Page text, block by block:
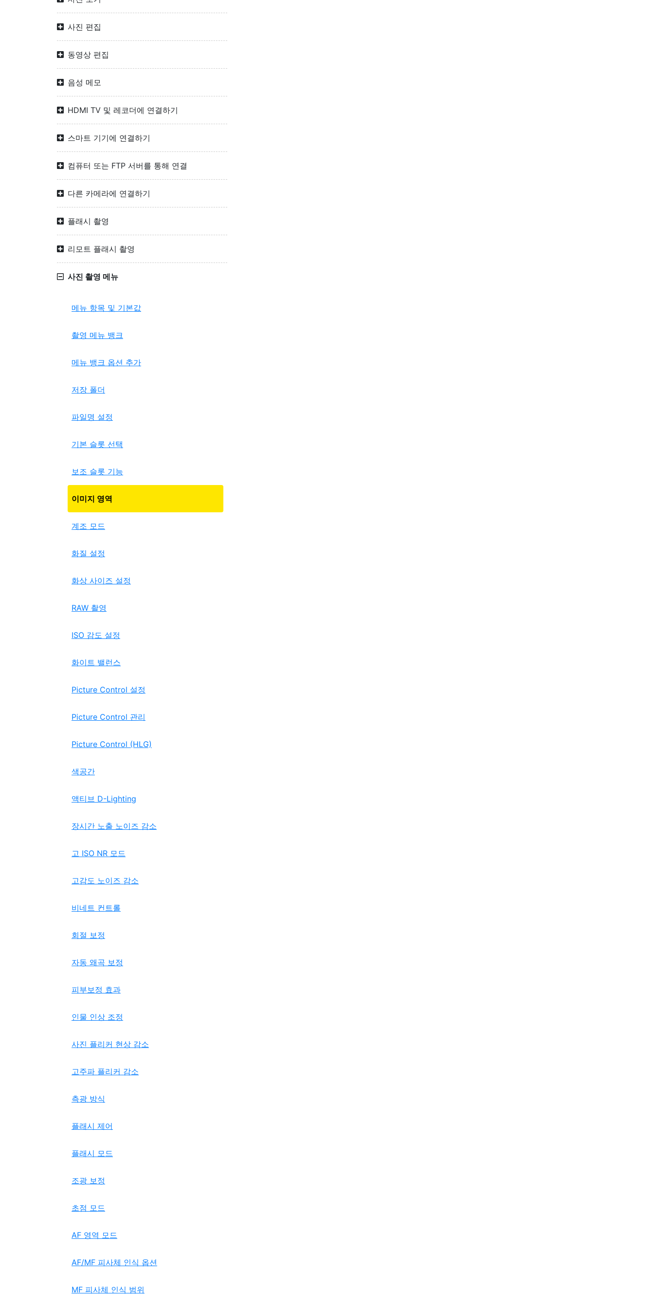
사진 편집
동영상 편집
음성 메모
HDMI TV 및 레코더에 연결하기
스마트 기기에 연결하기
컴퓨터 또는 FTP 서버를 통해 연결
다른 카메라에 연결하기
플래시 촬영
리모트 플래시 촬영
사진 촬영 메뉴
메뉴 항목 및 기본값
촬영 메뉴 뱅크
메뉴 뱅크 옵션 추가
저장 폴더
파일명 설정
기본 슬롯 선택
보조 슬롯 기능
이미지 영역
계조 모드
화질 설정
화상 사이즈 설정
RAW 촬영
ISO 감도 설정
화이트 밸런스
Picture Control 설정
Picture Control 관리
Picture Control (HLG)
색공간
액티브 D-Lighting
장시간 노출 노이즈 감소
고 ISO NR 모드
고감도 노이즈 감소
비네트 컨트롤
회절 보정
자동 왜곡 보정
피부보정 효과
인물 인상 조정
사진 플리커 현상 감소
고주파 플리커 감소
측광 방식
플래시 제어
플래시 모드
조광 보정
초점 모드
AF 영역 모드
AF/MF 피사체 인식 옵션
MF 피사체 인식 범위